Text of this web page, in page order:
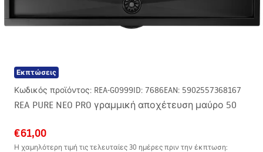
Εκπτώσεις
Κωδικός προϊόντος: REA-G0999ID: 7686EAN: 5902557368167
REA PURE NEO PRO γραμμική αποχέτευση μαύρο 50
€61,00
Η χαμηλότερη τιμή τις τελευταίες 30 ημέρες πριν την έκπτωση: